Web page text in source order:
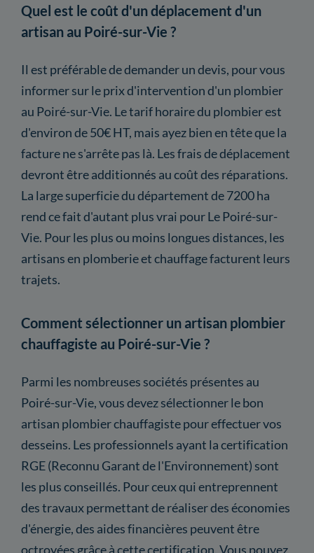
Quel est le coût d'un déplacement d'un
artisan au Poiré-sur-Vie ?
Il est préférable de demander un devis, pour vous
informer sur le prix d'intervention d'un plombier
au Poiré-sur-Vie. Le tarif horaire du plombier est
d'environ de 50€ HT, mais ayez bien en tête que la
facture ne s'arrête pas là. Les frais de déplacement
devront être additionnés au coût des réparations.
La large superficie du département de 7200 ha
rend ce fait d'autant plus vrai pour Le Poiré-sur-
Vie. Pour les plus ou moins longues distances, les
artisans en plomberie et chauffage facturent leurs
trajets.
Comment sélectionner un artisan plombier
chauffagiste au Poiré-sur-Vie ?
Parmi les nombreuses sociétés présentes au
Poiré-sur-Vie, vous devez sélectionner le bon
artisan plombier chauffagiste pour effectuer vos
desseins. Les professionnels ayant la certification
RGE (Reconnu Garant de l'Environnement) sont
les plus conseillés. Pour ceux qui entreprennent
des travaux permettant de réaliser des économies
d'énergie, des aides financières peuvent être
octroyées grâce à cette certification. Vous pouvez